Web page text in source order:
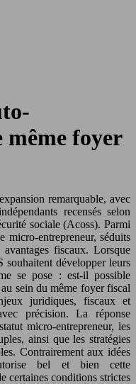
même foyer
remarquable, avec
recensés selon
sociale (Acoss). Parmi
entrepreneur, séduits
fiscaux. Lorsque
souhaitent développer leurs
se pose : est-il possible
sein du même foyer fiscal
juridiques, fiscaux et
précision. La réponse
micro-entrepreneur, les
ainsi que les stratégies
Contrairement aux idées
bel et bien cette
certaines conditions strictes